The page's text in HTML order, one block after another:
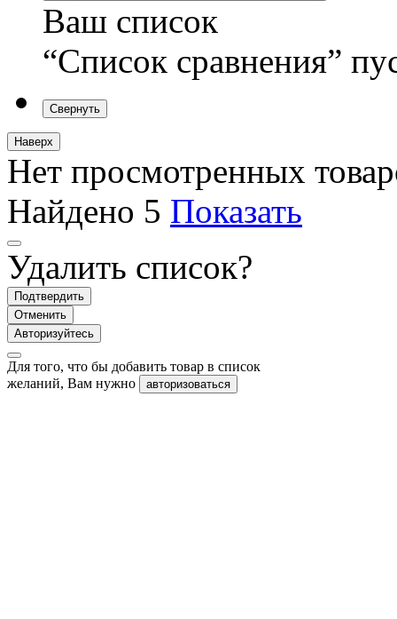
Ваш список
“Список сравнения”
Свернуть
Наверх
Нет просмотренных
Найдено 5 Показать
Удалить список?
Подтвердить
Отменить
Авторизуйтесь
Для того, что бы добавить товар в список
желаний, Вам нужно
авторизоваться